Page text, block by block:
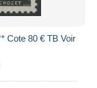
Cote 80 € TB Voir